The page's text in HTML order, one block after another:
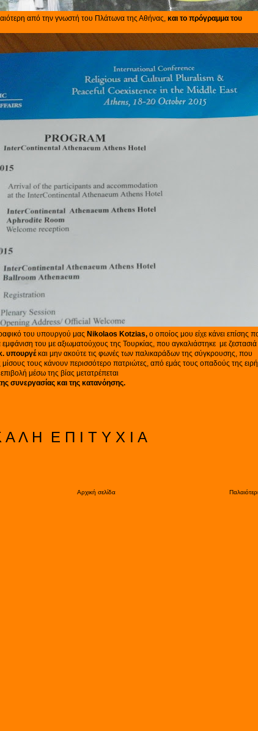
από την γνωστή του Πλάτωνα της Αθήνας, και το πρόγραμμα του
του υπουργού μας Nikolaos Kotzias, ο οποίος μου είχε κάνει επίσης
εμφάνιση του με αξιωματούχους της Τουρκίας, που αγκαλιάστηκε με ζεστασιά
υπουργέκαι μην ακούτε τις φωνές των παλικαράδων της σύγκρουσης, που
μίσους τους κάνουν περισσότερο πατριώτες, από εμάς τους οπαδούς της
επιβολή μέσω της βίας μετατρέπεται
συνεργασίας και της κατανόησης.
Α Λ Η Ε Π Ι Τ Υ Χ Ι Α
Αρχική σελίδα